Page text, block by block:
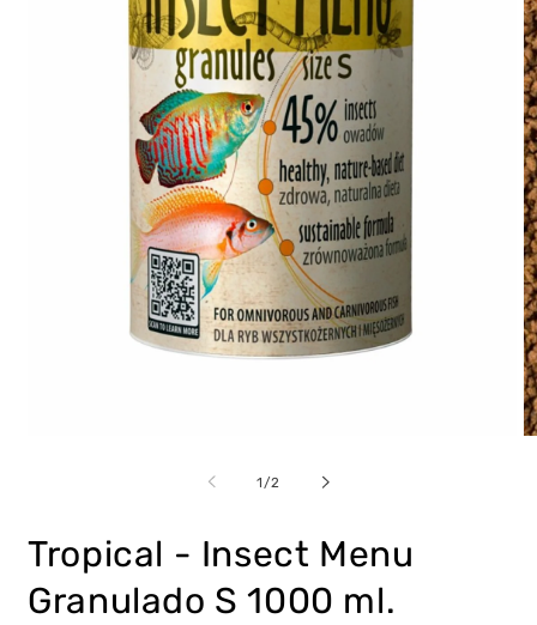
ventana
modal
1/de
2
Tropical - Insect Menu
Granulado S 1000 ml.